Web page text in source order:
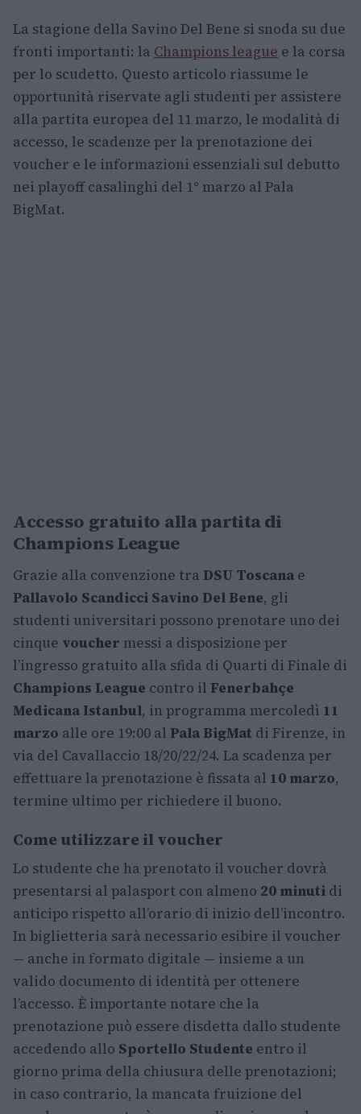
La stagione della Savino Del Bene si snoda su due
fronti importanti: la Champions league e la corsa
per lo scudetto. Questo articolo riassume le
opportunità riservate agli studenti per assistere
alla partita europea del 11 marzo, le modalità di
accesso, le scadenze per la prenotazione dei
voucher e le informazioni essenziali sul debutto
nei playoff casalinghi del 1° marzo al Pala
BigMat.
Accesso gratuito alla partita di
Champions League
Grazie alla convenzione tra DSU Toscana e
Pallavolo Scandicci Savino Del Bene, gli
studenti universitari possono prenotare uno dei
cinque voucher messi a disposizione per
l’ingresso gratuito alla sfida di Quarti di Finale di
Champions League contro il Fenerbahçe
Medicana Istanbul, in programma mercoledì 11
marzo alle ore 19:00 al Pala BigMat di Firenze, in
via del Cavallaccio 18/20/22/24. La scadenza per
effettuare la prenotazione è fissata al 10 marzo,
termine ultimo per richiedere il buono.
Come utilizzare il voucher
Lo studente che ha prenotato il voucher dovrà
presentarsi al palasport con almeno 20 minuti di
anticipo rispetto all’orario di inizio dell’incontro.
In biglietteria sarà necessario esibire il voucher
— anche in formato digitale — insieme a un
valido documento di identità per ottenere
l’accesso. È importante notare che la
prenotazione può essere disdetta dallo studente
accedendo allo Sportello Studente entro il
giorno prima della chiusura delle prenotazioni;
in caso contrario, la mancata fruizione del